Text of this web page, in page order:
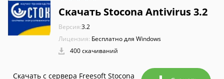
Скачать Stocona Antivirus 3.2
Версия:3.2
Лицензия: Бесплатно для Windows
400 скачиваний
Скачать с сервера Freesoft Stocona